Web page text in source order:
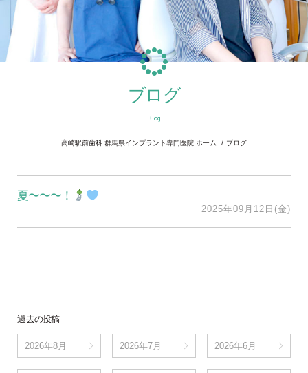
ブログ
Blog
高崎駅前歯科 群馬県インプラント専門医院 ホーム ブログ
夏〜〜〜！
2025年09月12日(金)
過去の投稿
2026年8月 2026年7月 2026年6月